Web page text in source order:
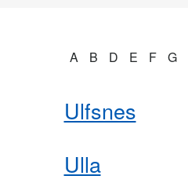
A B D E F G
Ulfsnes
Ulla